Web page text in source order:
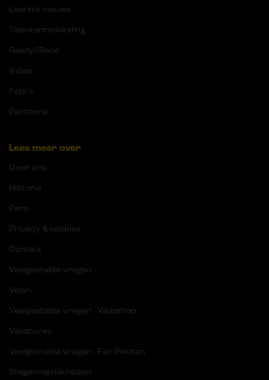
Laatste nieuws
Talentontwikkeling
Ready2Race
Video
Foto's
Partners
Lees meer over
Over ons
Historie
Pers
Privacy & cookies
Contact
Veelgestelde vragen
Velon
Veelgestelde vragen - Webshop
Vacatures
Veelgestelde vragen - Fan Peloton
Stagemogelijkheden